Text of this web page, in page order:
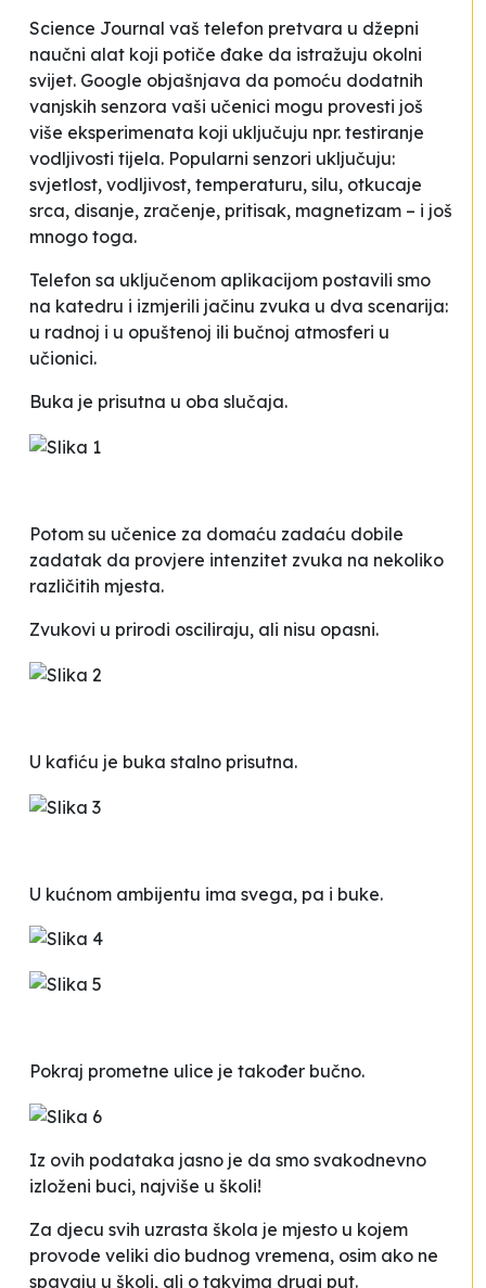
Science Journal vaš telefon pretvara u džepni
naučni alat koji potiče đake da istražuju okolni
svijet. Google objašnjava da pomoću dodatnih
vanjskih senzora vaši učenici mogu provesti još
više eksperimenata koji uključuju npr. testiranje
vodljivosti tijela. Popularni senzori uključuju:
svjetlost, vodljivost, temperaturu, silu, otkucaje
srca, disanje, zračenje, pritisak, magnetizam – i još
mnogo toga.
Telefon sa uključenom aplikacijom postavili smo
na katedru i izmjerili jačinu zvuka u dva scenarija:
u radnoj i u opuštenoj ili bučnoj atmosferi u
učionici.
Buka je prisutna u oba slučaja.
Potom su učenice za domaću zadaću dobile
zadatak da provjere intenzitet zvuka na nekoliko
različitih mjesta.
Zvukovi u prirodi osciliraju, ali nisu opasni.
U kafiću je buka stalno prisutna.
U kućnom ambijentu ima svega, pa i buke.
Pokraj prometne ulice je također bučno.
Iz ovih podataka jasno je da smo svakodnevno
izloženi buci, najviše u školi!
Za djecu svih uzrasta škola je mjesto u kojem
provode veliki dio budnog vremena, osim ako ne
spavaju u školi, ali o takvima drugi put.